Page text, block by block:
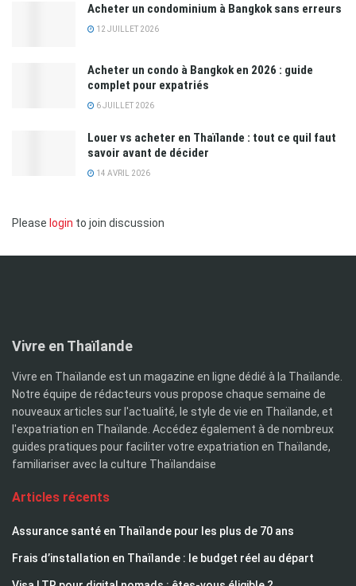
Acheter un condominium à Bangkok sans erreurs
12 JUILLET 2026
Acheter un condo à Bangkok en 2026 : guide
complet pour expatriés
6 JUILLET 2026
Louer vs acheter en Thaïlande : tout ce quil faut
savoir avant de décider
14 AVRIL 2026
Please login to join discussion
Vivre en Thaïlande
Vivre en Thaïlande est un magazine en ligne dédié à la Thaïlande.
Notre équipe de rédacteurs vous propose chaque semaine de
nouveaux articles sur l'actualité, le style de vie en Thaïlande, et
l'expatriation en Thaïlande. Accédez également à de nombreux
guides pratiques pour faciliter votre expatriation en Thaïlande,
familiariser avec la culture Thaïlandaise
Articles récents
Assurance santé en Thaïlande pour les plus de 70 ans
Frais d’installation en Thaïlande : le budget réel au départ